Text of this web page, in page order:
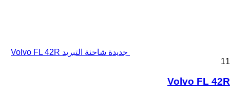
جديدة شاحنة التبريد Volvo FL 42R
11
Volvo FL 42R